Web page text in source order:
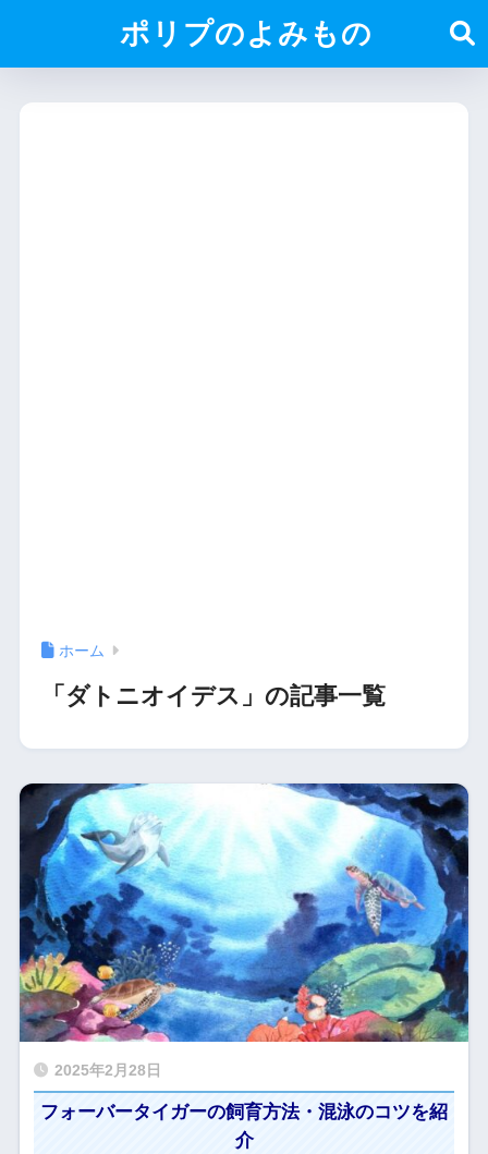
ポリプのよみもの
ホーム
「ダトニオイデス」の記事一覧
2025年2月28日
フォーバータイガーの飼育方法・混泳のコツを紹
介